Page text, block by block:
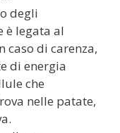
degli
è legata al
caso di carenza,
di energia
che
nelle patate,